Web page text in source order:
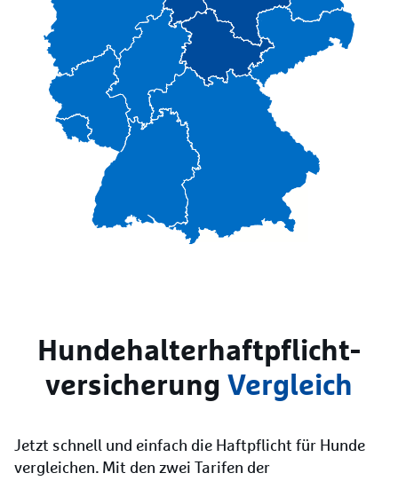
Hundehalter­haftpflicht­
versicherung Vergleich
Jetzt schnell und einfach die Haftpflicht für Hunde
vergleichen. Mit den zwei Tarifen der